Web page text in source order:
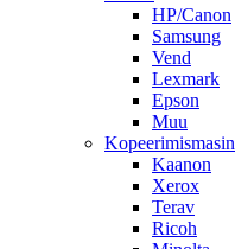
HP/Canon
Samsung
Vend
Lexmark
Epson
Muu
Kopeerimismasin
Kaanon
Xerox
Terav
Ricoh